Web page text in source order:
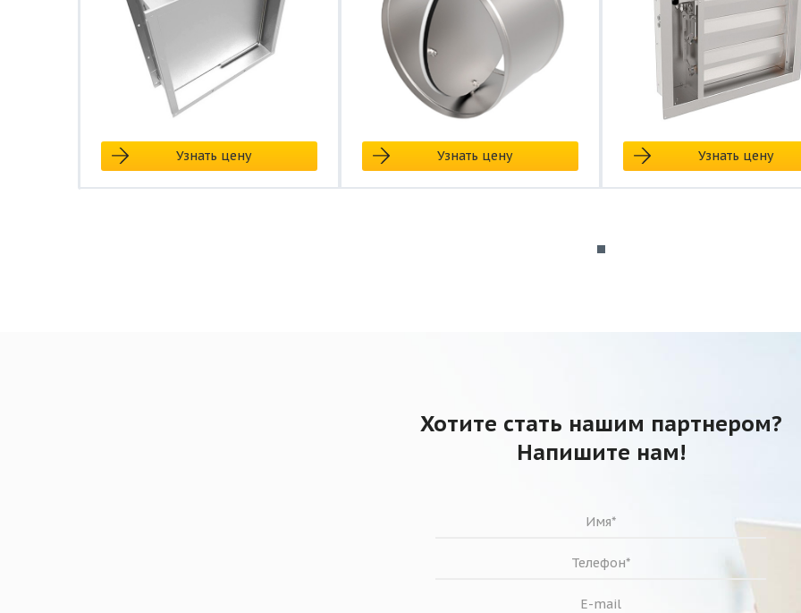
Узнать цену Узнать цену Узнать цену
Хотите стать нашим партнером?
Напишите нам!